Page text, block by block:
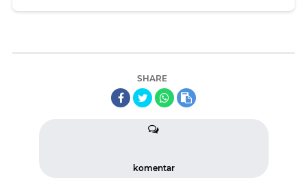
SHARE
komentar